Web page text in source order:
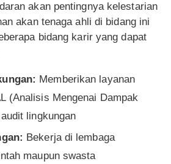
akan pentingnya kelestarian
akan tenaga ahli di bidang ini
bidang karir yang dapat
Memberikan layanan
(Analisis Mengenai Dampak
lingkungan
Bekerja di lembaga
maupun swasta